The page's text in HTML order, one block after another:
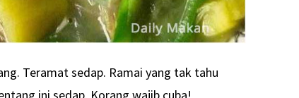
Teramat sedap. Ramai yang tak tahu
ini sedap. Korang wajib cuba!